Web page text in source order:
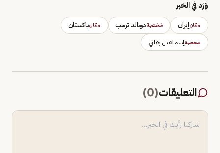
وَرَد في الخبر
مكانإيران شخصيةدونالد ترمب مكانباكستان
شخصيةإسماعيل بقائي
التعليقات(
0
)